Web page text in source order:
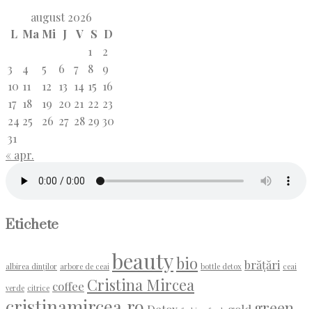
august 2026
L Ma Mi J V S D
1
2
3
4 5 6 7 8
9
10 11 12 13 14 15 16
17 18 19 20 21 22 23
24 25 26 27 28 29 30
31
« apr.
Etichete
albirea dinților arbore de ceai beautybio bottle detox brățări ceai
verde citrice coffee Cristina Mircea